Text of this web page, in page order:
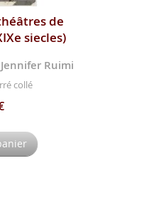
de
siecles)
Ruimi
collé